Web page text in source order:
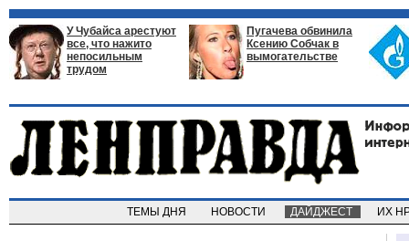
У Чубайса арестуют
все, что нажито
непосильным
трудом
Пугачева обвинила
Ксению Собчак в
вымогательстве
ТЕМЫ ДНЯ НОВОСТИ ДАЙДЖЕСТ ИХ